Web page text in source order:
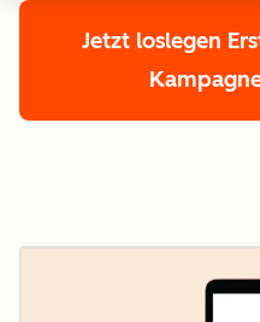
Jetzt loslegen